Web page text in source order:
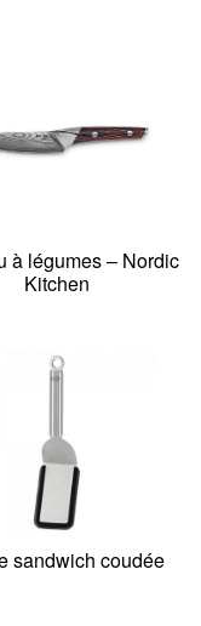
à légumes – Nordic
Kitchen
sandwich coudée